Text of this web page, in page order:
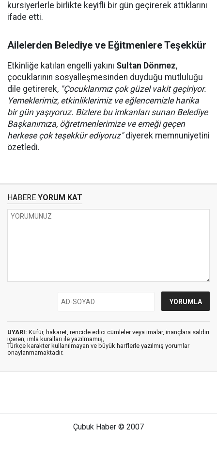
kursiyerlerle birlikte keyifli bir gün geçirerek attıklarını
ifade etti.
Ailelerden Belediye ve Eğitmenlere Teşekkür
Etkinliğe katılan engelli yakını Sultan Dönmez,
çocuklarının sosyalleşmesinden duyduğu mutluluğu
dile getirerek, "Çocuklarımız çok güzel vakit geçiriyor.
Yemeklerimiz, etkinliklerimiz ve eğlencemizle harika
bir gün yaşıyoruz. Bizlere bu imkanları sunan Belediye
Başkanımıza, öğretmenlerimize ve emeği geçen
herkese çok teşekkür ediyoruz"diyerek memnuniyetini
özetledi.
HABERE YORUM KAT
UYARI: Küfür, hakaret, rencide edici cümleler veya imalar, inançlara saldırı
içeren, imla kuralları ile yazılmamış,
Türkçe karakter kullanılmayan ve büyük harflerle yazılmış yorumlar
onaylanmamaktadır.
Çubuk Haber © 2007